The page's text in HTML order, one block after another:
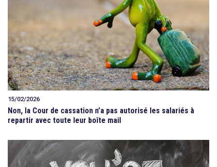
15/02/2026
Non, la Cour de cassation n’a pas autorisé les salariés à
repartir avec toute leur boîte mail